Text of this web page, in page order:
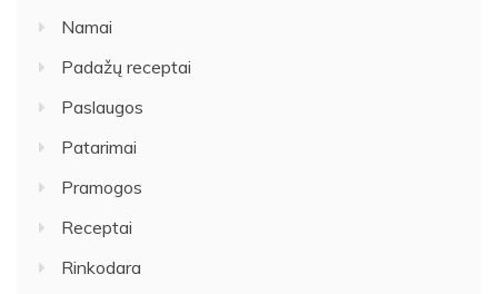
Namai
Padažų receptai
Paslaugos
Patarimai
Pramogos
Receptai
Rinkodara